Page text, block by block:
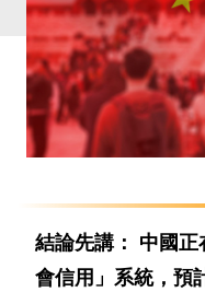
結論先講： 中國
會信用」系統，預